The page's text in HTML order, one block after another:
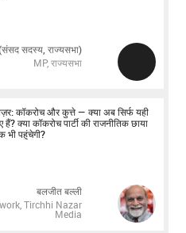
सदस्य, राज्यसभा)
MP, राज्यसभा
कॉकरोच और कुत्ते — क्या अब सिर्फ यही
हैं? क्या कॉकरोच पार्टी की राजनीतिक छाया
भी पहुंचेगी?
बलजीत बल्ली
Tirchhi Nazar
Media